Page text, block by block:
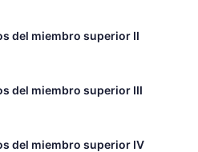
del miembro superior II
del miembro superior III
del miembro superior IV